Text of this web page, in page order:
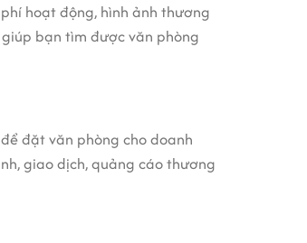
hoạt động, hình ảnh thương
bạn tìm được văn phòng
đặt văn phòng cho doanh
giao dịch, quảng cáo thương